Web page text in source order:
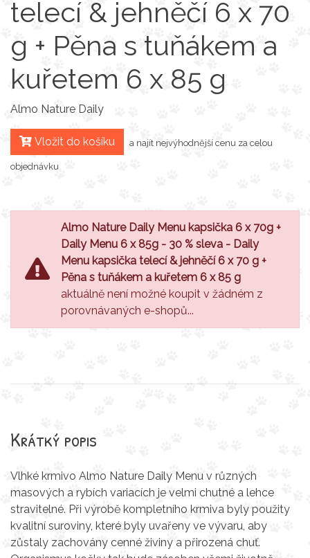
telecí & jehněčí 6 x 70
g + Pěna s tuňákem a
kuřetem 6 x 85 g
Almo Nature Daily
Vložit do košíku a najít nejvýhodnější cenu za celou
objednávku
Almo Nature Daily Menu kapsička 6 x 70g +
Daily Menu 6 x 85g - 30 % sleva - Daily
Menu kapsička telecí & jehněčí 6 x 70 g +
Pěna s tuňákem a kuřetem 6 x 85 g
aktuálně není možné koupit v žádném z
porovnávaných e-shopů...
Krátký popis
Vlhké krmivo Almo Nature Daily Menu v různých
masových a rybích variacích je velmi chutné a lehce
stravitelné. Při výrobě kompletního krmiva byly použity
kvalitní suroviny, které byly uvařeny ve vývaru, aby
zůstaly zachovány cenné živiny a přirozená chuť.